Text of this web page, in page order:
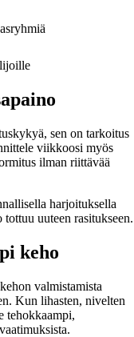
sen on tarkoitus
viikkoosi myös
ilman riittävää
harjoituksella
uuteen rasitukseen.
keho
valmistamista
Kun lihasten, nivelten
tehokkaampi,